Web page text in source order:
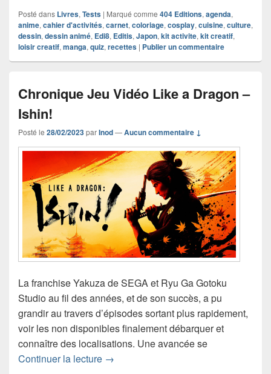
Posté dans Livres, Tests | Marqué comme 404 Editions, agenda,
anime, cahier d'activités, carnet, coloriage, cosplay, cuisine, culture,
dessin, dessin animé, Edi8, Editis, Japon, kit activite, kit creatif,
loisir creatif, manga, quiz, recettes | Publier un commentaire
Chronique Jeu Vidéo Like a Dragon –
Ishin!
Posté le 28/02/2023parInod—Aucun commentaire ↓
La franchise Yakuza de SEGA et Ryu Ga Gotoku
Studio au fil des années, et de son succès, a pu
grandir au travers d’épisodes sortant plus rapidement,
voir les non disponibles finalement débarquer et
connaître des localisations. Une avancée se
Continuer la lecture Chronique Jeu Vidéo Like a Dragon –
→